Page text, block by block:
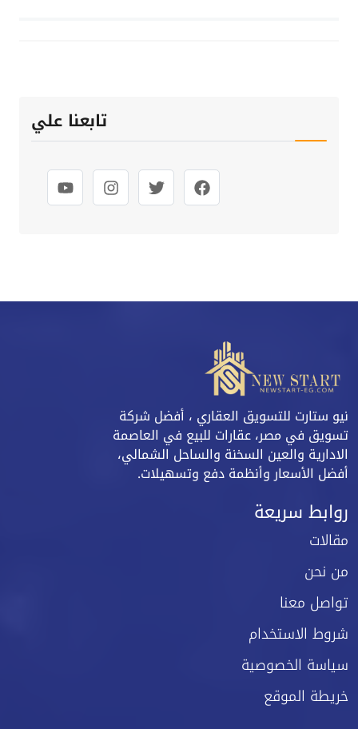
تابعنا علي
نيو ستارت للتسويق العقاري ، أفضل شركة
تسويق في مصر، عقارات للبيع في العاصمة
الادارية والعين السخنة والساحل الشمالي،
أفضل الأسعار وأنظمة دفع وتسهيلات.
روابط سريعة
مقالات
من نحن
تواصل معنا
شروط الاستخدام
سياسة الخصوصية
خريطة الموقع